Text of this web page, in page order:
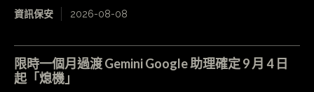
資訊保安 2026-08-08
限時一個月過渡 Gemini Google 助理確定 9 月 4 日
起「熄機」